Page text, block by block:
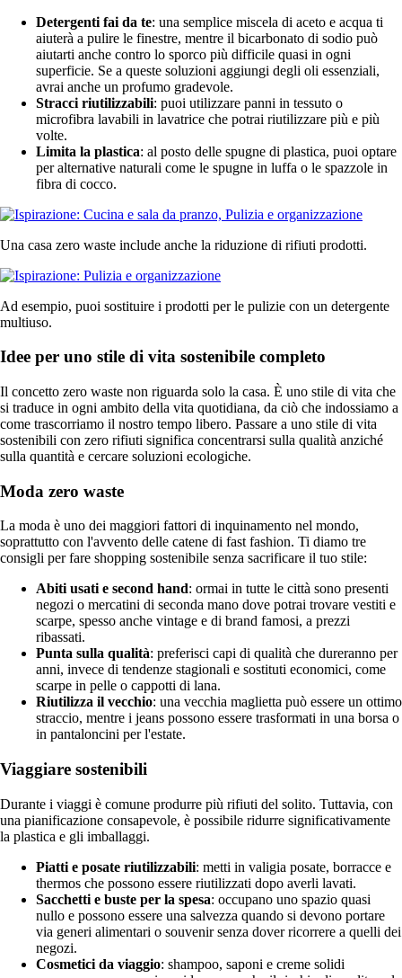
Detergenti fai da te: una semplice miscela di aceto e acqua ti
aiuterà a pulire le finestre, mentre il bicarbonato di sodio può
aiutarti anche contro lo sporco più difficile quasi in ogni
superficie. Se a queste soluzioni aggiungi degli oli essenziali,
avrai anche un profumo gradevole.
Stracci riutilizzabili: puoi utilizzare panni in tessuto o
microfibra lavabili in lavatrice che potrai riutilizzare più e più
volte.
Limita la plastica: al posto delle spugne di plastica, puoi optare
per alternative naturali come le spugne in luffa o le spazzole in
fibra di cocco.
Una casa zero waste include anche la riduzione di rifiuti prodotti.
Ad esempio, puoi sostituire i prodotti per le pulizie con un detergente
multiuso.
Idee per uno stile di vita sostenibile completo
Il concetto zero waste non riguarda solo la casa. È uno stile di vita che
si traduce in ogni ambito della vita quotidiana, da ciò che indossiamo a
come trascorriamo il nostro tempo libero. Passare a uno stile di vita
sostenibili con zero rifiuti significa concentrarsi sulla qualità anziché
sulla quantità e cercare soluzioni ecologiche.
Moda zero waste
La moda è uno dei maggiori fattori di inquinamento nel mondo,
soprattutto con l'avvento delle catene di fast fashion. Ti diamo tre
consigli per fare shopping sostenibile senza sacrificare il tuo stile:
Abiti usati e second hand: ormai in tutte le città sono presenti
negozi o mercatini di seconda mano dove potrai trovare vestiti e
scarpe, spesso anche vintage e di brand famosi, a prezzi
ribassati.
Punta sulla qualità: preferisci capi di qualità che dureranno per
anni, invece di tendenze stagionali e sostituti economici, come
scarpe in pelle o cappotti di lana.
Riutilizza il vecchio: una vecchia maglietta può essere un ottimo
straccio, mentre i jeans possono essere trasformati in una borsa o
in pantaloncini per l'estate.
Viaggiare sostenibili
Durante i viaggi è comune produrre più rifiuti del solito. Tuttavia, con
una pianificazione consapevole, è possibile ridurre significativamente
la plastica e gli imballaggi.
Piatti e posate riutilizzabili: metti in valigia posate, borracce e
thermos che possono essere riutilizzati dopo averli lavati.
Sacchetti e buste per la spesa: occupano uno spazio quasi
nullo e possono essere una salvezza quando si devono portare
via generi alimentari o souvenir senza dover ricorrere a quelli dei
negozi.
Cosmetici da viaggio: shampoo, saponi e creme solidi